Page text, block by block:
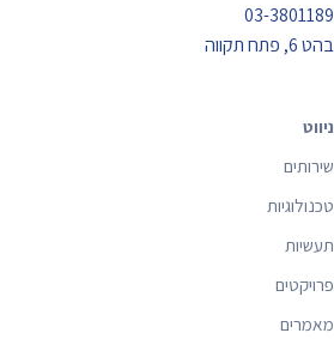
03-3801189
בהט 6, פתח תקווה
ניווט
שירותים
טכנולוגיות
תעשיות
פרויקטים
מאמרים